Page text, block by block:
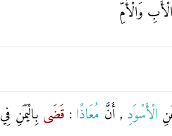
وَالْأُمِّ
الْأَسْوَدِ , أَنَّ مُعَاذًا : قَضَى بِالْيَمَنِ